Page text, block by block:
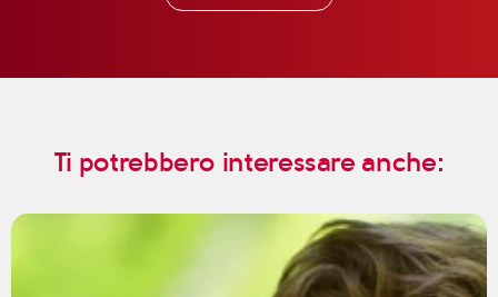
Ti potrebbero interessare anche: